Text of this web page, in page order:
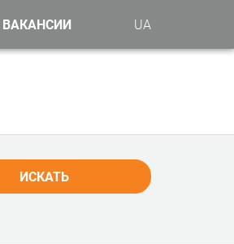
ВАКАНСИИ UA
ИСКАТЬ